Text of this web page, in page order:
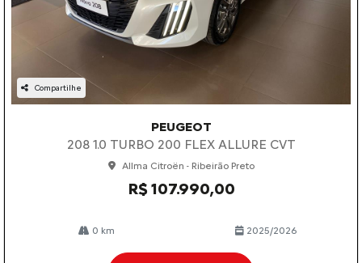
Compartilhe
PEUGEOT
208 1.0 TURBO 200 FLEX ALLURE CVT
Allma Citroën - Ribeirão Preto
R$ 107.990,00
0 km 2025/2026